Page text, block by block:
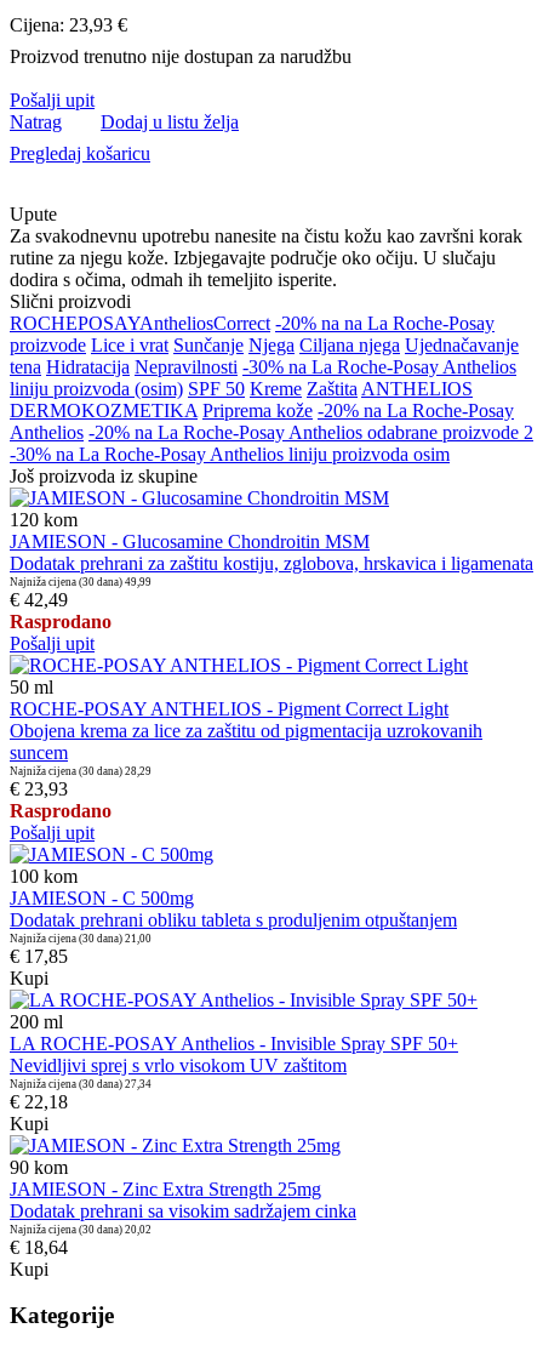
Cijena: 23,93 €
Proizvod trenutno nije dostupan za narudžbu
Pošalji upit
Natrag
Dodaj u listu želja
Pregledaj košaricu
Upute
Za svakodnevnu upotrebu nanesite na čistu kožu kao završni korak
rutine za njegu kože. Izbjegavajte područje oko očiju. U slučaju
dodira s očima, odmah ih temeljito isperite.
Slični proizvodi
ROCHEPOSAYAntheliosCorrect -20% na na La Roche-Posay
proizvode Lice i vrat Sunčanje Njega Ciljana njega Ujednačavanje
tena Hidratacija Nepravilnosti -30% na La Roche-Posay Anthelios
liniju proizvoda (osim) SPF 50 Kreme Zaštita ANTHELIOS
DERMOKOZMETIKA Priprema kože -20% na La Roche-Posay
Anthelios -20% na La Roche-Posay Anthelios odabrane proizvode 2
-30% na La Roche-Posay Anthelios liniju proizvoda osim
Još proizvoda iz skupine
120 kom
JAMIESON - Glucosamine Chondroitin MSM
Dodatak prehrani za zaštitu kostiju, zglobova, hrskavica i ligamenata
Najniža cijena (30 dana) 49,99
€ 42,49
Rasprodano
Pošalji upit
50 ml
ROCHE-POSAY ANTHELIOS - Pigment Correct Light
Obojena krema za lice za zaštitu od pigmentacija uzrokovanih
suncem
Najniža cijena (30 dana) 28,29
€ 23,93
Rasprodano
Pošalji upit
100 kom
JAMIESON - C 500mg
Dodatak prehrani obliku tableta s produljenim otpuštanjem
Najniža cijena (30 dana) 21,00
€ 17,85
Kupi
200 ml
LA ROCHE-POSAY Anthelios - Invisible Spray SPF 50+
Nevidljivi sprej s vrlo visokom UV zaštitom
Najniža cijena (30 dana) 27,34
€ 22,18
Kupi
90 kom
JAMIESON - Zinc Extra Strength 25mg
Dodatak prehrani sa visokim sadržajem cinka
Najniža cijena (30 dana) 20,02
€ 18,64
Kupi
Kategorije